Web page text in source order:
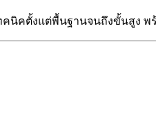
นิคตั้งแต่พื้นฐานจนถึงขั้นสูง พ